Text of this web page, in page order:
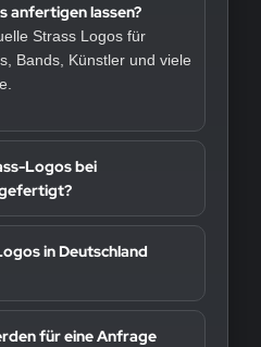
anfertigen lassen?
Strass Logos für
Bands, Künstler und viele
Logos bei
in Deutschland
für eine Anfrage